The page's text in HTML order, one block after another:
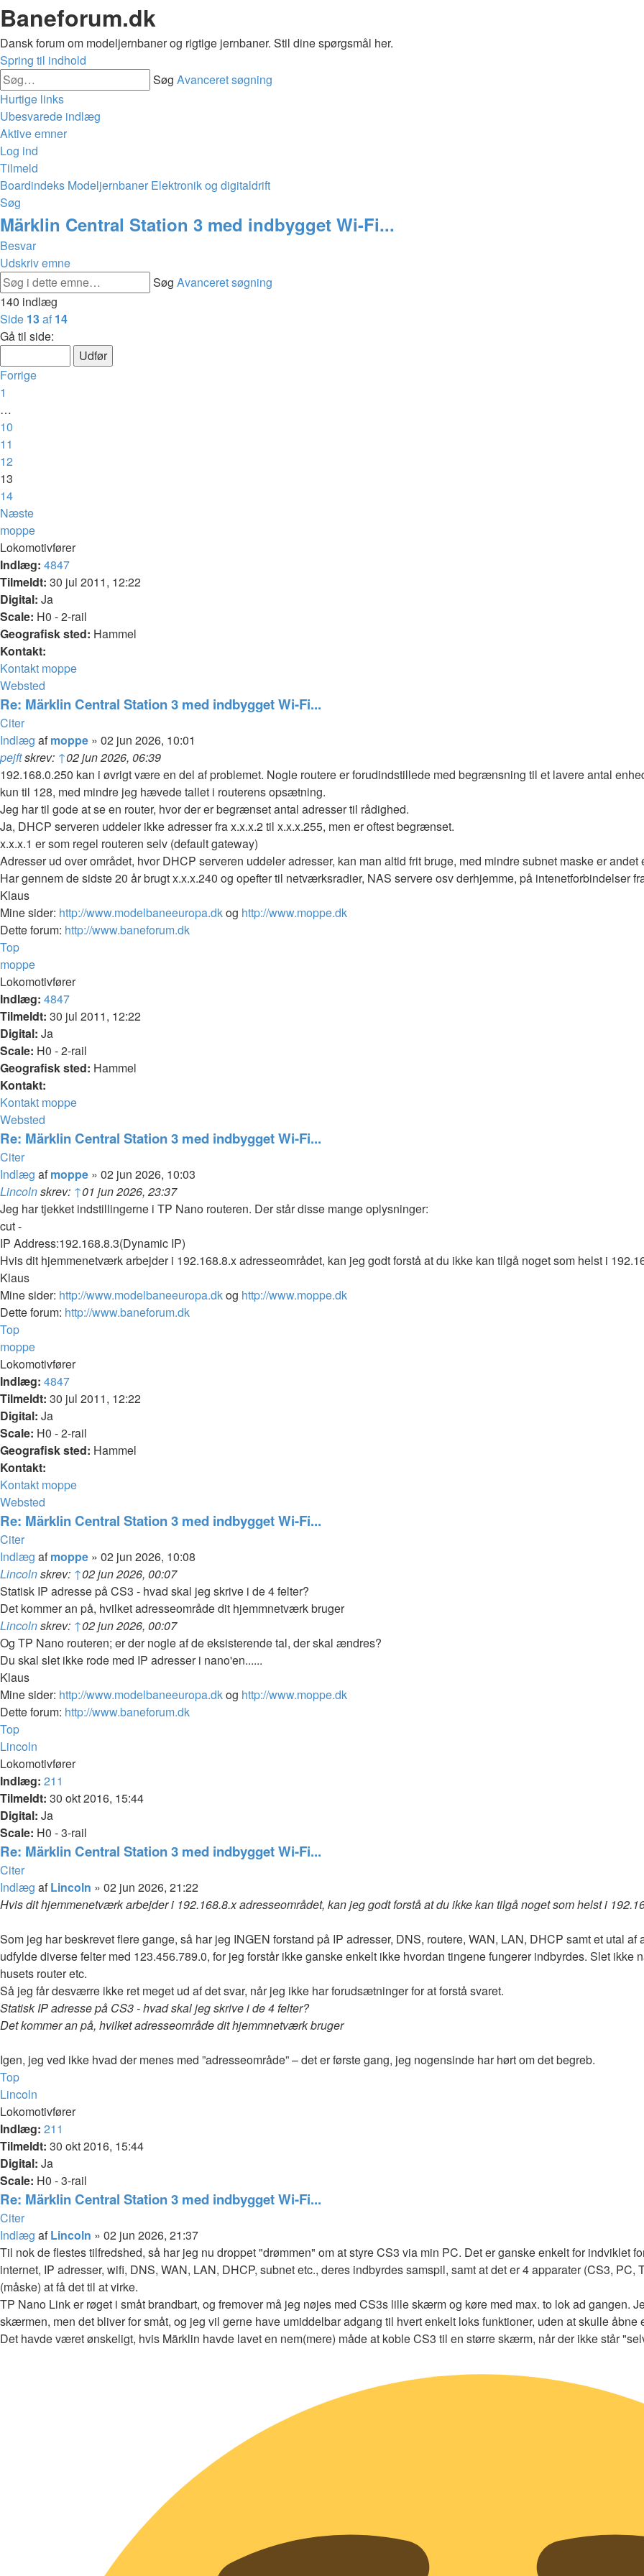
Baneforum.dk
Dansk forum om modeljernbaner og rigtige jernbaner. Stil dine spørgsmål her.
Spring til indhold
Søg Avanceret søgning
Hurtige links
Ubesvarede indlæg
Aktive emner
Log ind
Tilmeld
Boardindeks Modeljernbaner Elektronik og digitaldrift
Søg
Märklin Central Station 3 med indbygget Wi-Fi...
Besvar
Udskriv emne
Søg Avanceret søgning
140 indlæg
Side 13af 14
Gå til side:
Forrige
1
…
10
11
12
13
14
Næste
moppe
Lokomotivfører
Indlæg: 4847
Tilmeldt: 30 jul 2011, 12:22
Digital: Ja
Scale: H0 - 2-rail
Geografisk sted: Hammel
Kontakt:
Kontakt moppe
Websted
Re: Märklin Central Station 3 med indbygget Wi-Fi...
Citer
Indlæg afmoppe » 02 jun 2026, 10:01
pejftskrev: ↑02 jun 2026, 06:39
192.168.0.250 kan i øvrigt være en del af problemet. Nogle routere er forudindstillede med begrænsning til et lavere antal
kun til 128, med mindre jeg hævede tallet i routerens opsætning.
Jeg har til gode at se en router, hvor der er begrænset antal adresser til rådighed.
Ja, DHCP serveren uddeler ikke adresser fra x.x.x.2 til x.x.x.255, men er oftest begrænset.
x.x.x.1 er som regel routeren selv (default gateway)
Adresser ud over området, hvor DHCP serveren uddeler adresser, kan man altid frit bruge, med mindre subnet maske er
Har gennem de sidste 20 år brugt x.x.x.240 og opefter til netværksradier, NAS servere osv derhjemme, på intenetforbindelser
Klaus
Mine sider: http://www.modelbaneeuropa.dkog http://www.moppe.dk
Dette forum: http://www.baneforum.dk
Top
moppe
Lokomotivfører
Indlæg: 4847
Tilmeldt: 30 jul 2011, 12:22
Digital: Ja
Scale: H0 - 2-rail
Geografisk sted: Hammel
Kontakt:
Kontakt moppe
Websted
Re: Märklin Central Station 3 med indbygget Wi-Fi...
Citer
Indlæg afmoppe » 02 jun 2026, 10:03
Lincolnskrev: ↑01 jun 2026, 23:37
Jeg har tjekket indstillingerne i TP Nano routeren. Der står disse mange oplysninger:
cut -
IP Address:192.168.8.3(Dynamic IP)
Hvis dit hjemmenetværk arbejder i 192.168.8.x adresseområdet, kan jeg godt forstå at du ikke kan tilgå noget som helst i
Klaus
Mine sider: http://www.modelbaneeuropa.dkog http://www.moppe.dk
Dette forum: http://www.baneforum.dk
Top
moppe
Lokomotivfører
Indlæg: 4847
Tilmeldt: 30 jul 2011, 12:22
Digital: Ja
Scale: H0 - 2-rail
Geografisk sted: Hammel
Kontakt:
Kontakt moppe
Websted
Re: Märklin Central Station 3 med indbygget Wi-Fi...
Citer
Indlæg afmoppe » 02 jun 2026, 10:08
Lincolnskrev: ↑02 jun 2026, 00:07
Statisk IP adresse på CS3 - hvad skal jeg skrive i de 4 felter?
Det kommer an på, hvilket adresseområde dit hjemmnetværk bruger
Lincolnskrev: ↑02 jun 2026, 00:07
Og TP Nano routeren; er der nogle af de eksisterende tal, der skal ændres?
Du skal slet ikke rode med IP adresser i nano'en......
Klaus
Mine sider: http://www.modelbaneeuropa.dkog http://www.moppe.dk
Dette forum: http://www.baneforum.dk
Top
Lincoln
Lokomotivfører
Indlæg: 211
Tilmeldt: 30 okt 2016, 15:44
Digital: Ja
Scale: H0 - 3-rail
Re: Märklin Central Station 3 med indbygget Wi-Fi...
Citer
Indlæg afLincoln » 02 jun 2026, 21:22
Hvis dit hjemmenetværk arbejder i 192.168.8.x adresseområdet, kan jeg godt forstå at du ikke kan tilgå noget som helst i
Som jeg har beskrevet flere gange, så har jeg INGEN forstand på IP adresser, DNS, routere, WAN, LAN, DHCP samt et utal
udfylde diverse felter med 123.456.789.0, for jeg forstår ikke ganske enkelt ikke hvordan tingene fungerer indbyrdes. Slet
husets router etc.
Så jeg får desværre ikke ret meget ud af det svar, når jeg ikke har forudsætninger for at forstå svaret.
Statisk IP adresse på CS3 - hvad skal jeg skrive i de 4 felter?
Det kommer an på, hvilket adresseområde dit hjemmnetværk bruger
Igen, jeg ved ikke hvad der menes med ”adresseområde” – det er første gang, jeg nogensinde har hørt om det begreb.
Top
Lincoln
Lokomotivfører
Indlæg: 211
Tilmeldt: 30 okt 2016, 15:44
Digital: Ja
Scale: H0 - 3-rail
Re: Märklin Central Station 3 med indbygget Wi-Fi...
Citer
Indlæg afLincoln » 02 jun 2026, 21:37
Til nok de flestes tilfredshed, så har jeg nu droppet "drømmen" om at styre CS3 via min PC. Det er ganske enkelt for indviklet
internet, IP adresser, wifi, DNS, WAN, LAN, DHCP, subnet etc., deres indbyrdes samspil, samt at det er 4 apparater (CS3,
(måske) at få det til at virke.
TP Nano Link er røget i småt brandbart, og fremover må jeg nøjes med CS3s lille skærm og køre med max. to lok ad gangen.
skærmen, men det bliver for småt, og jeg vil gerne have umiddelbar adgang til hvert enkelt loks funktioner, uden at skulle åbne
Det havde været ønskeligt, hvis Märklin havde lavet en nem(mere) måde at koble CS3 til en større skærm, når der ikke står